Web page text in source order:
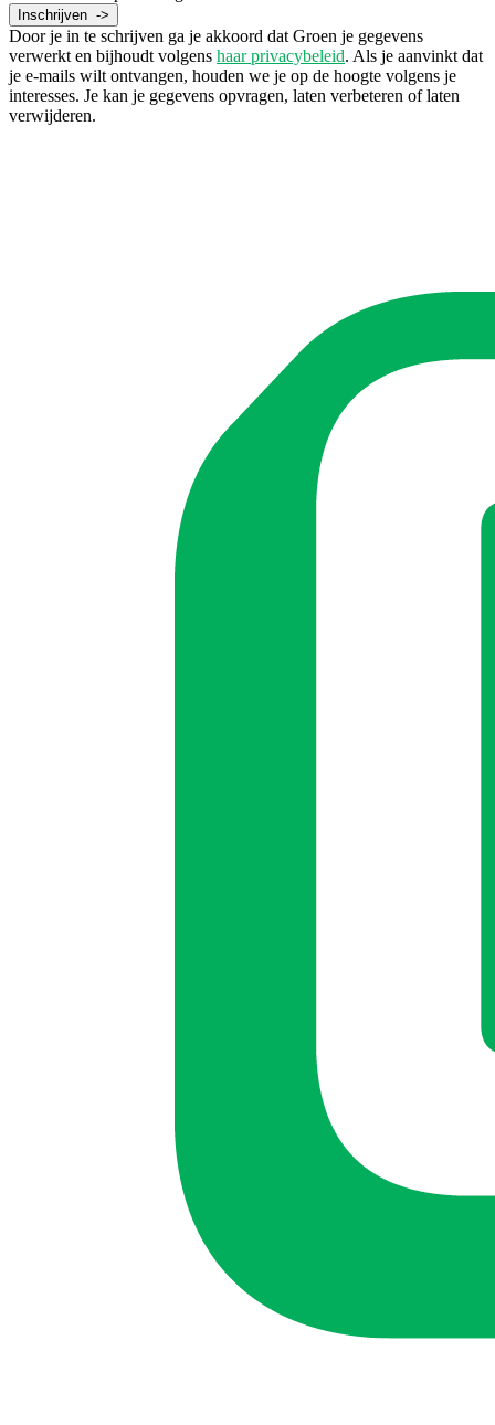
Door je in te schrijven ga je akkoord dat Groen je gegevens
verwerkt en bijhoudt volgens haar privacybeleid. Als je aanvinkt dat
je e-mails wilt ontvangen, houden we je op de hoogte volgens je
interesses. Je kan je gegevens opvragen, laten verbeteren of laten
verwijderen.